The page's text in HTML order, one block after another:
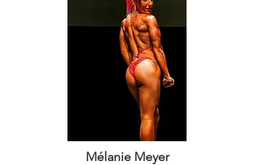
Mélanie Meyer